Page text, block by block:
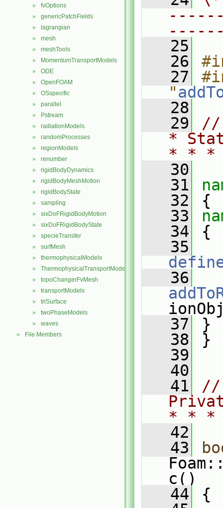
► fvOptions
► genericPatchFields
► lagrangian
► mesh
► meshTools
► MomentumTransportModels
► ODE
► OpenFOAM
► OSspecific
► parallel
► Pstream
► radiationModels
► randomProcesses
► regionModels
► renumber
► rigidBodyDynamics
► rigidBodyMeshMotion
► rigidBodyState
► sampling
► sixDoFRigidBodyMotion
► sixDoFRigidBodyState
► specieTransfer
► surfMesh
► thermophysicalModels
► ThermophysicalTransportModels
► topoChangerFvMesh
► transportModels
► triSurface
► twoPhaseModels
► waves
► File Members
   25
   26
   27
"
   28
   29
//
*
* *
   30
   31
   32
{
   33
   34
{
   35
   36
   37
}
   38
}
   39
   40
   41
//
* *
   42
   43
c()
   44
{